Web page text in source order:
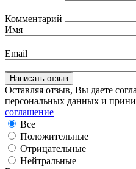
Комментарий
Имя
Email
Оставляя отзыв, Вы даете
персональных данных и
соглашение
Все
Положительные
Отрицательные
Нейтральные